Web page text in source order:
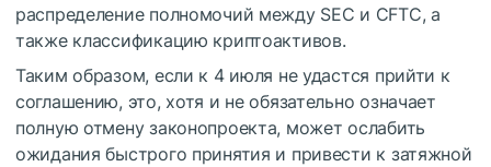
распределение полномочий между SEC и CFTC, а
также классификацию криптоактивов.
Таким образом, если к 4 июля не удастся прийти к
соглашению, это, хотя и не обязательно означает
полную отмену законопроекта, может ослабить
ожидания быстрого принятия и привести к затяжной